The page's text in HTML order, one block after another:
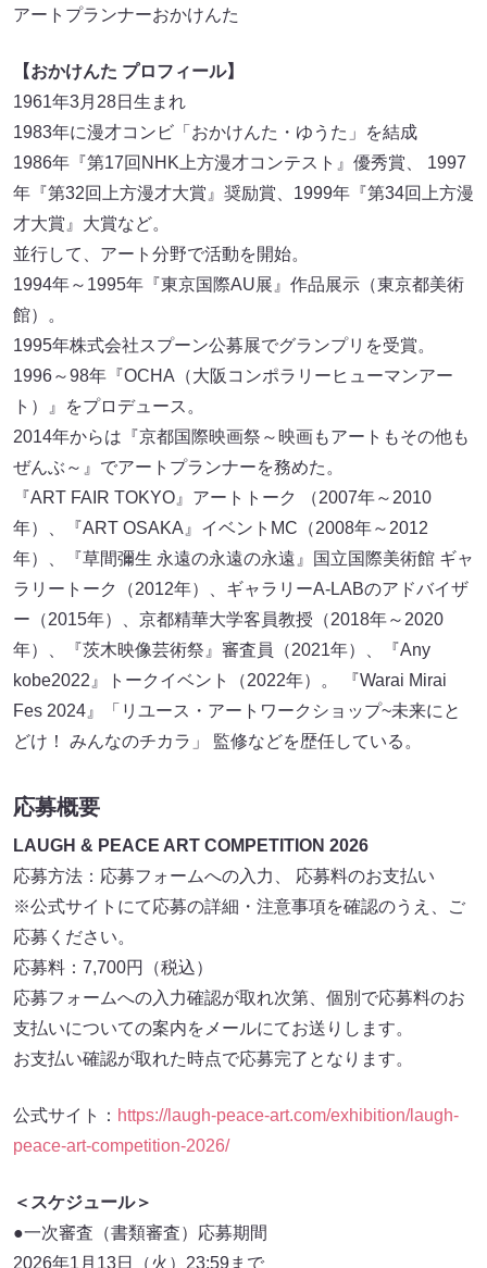
アートプランナーおかけんた
【おかけんた プロフィール】
1961年3月28日生まれ
1983年に漫才コンビ「おかけんた・ゆうた」を結成
1986年『第17回NHK上方漫才コンテスト』優秀賞、 1997
年『第32回上方漫才大賞』奨励賞、1999年『第34回上方漫
才大賞』大賞など。
並行して、アート分野で活動を開始。
1994年～1995年『東京国際AU展』作品展示（東京都美術
館）。
1995年株式会社スプーン公募展でグランプリを受賞。
1996～98年『OCHA（大阪コンポラリーヒューマンアー
ト）』をプロデュース。
2014年からは『京都国際映画祭～映画もアートもその他も
ぜんぶ～』でアートプランナーを務めた。
『ART FAIR TOKYO』アートトーク （2007年～2010
年）、『ART OSAKA』イベントMC（2008年～2012
年）、『草間彌生 永遠の永遠の永遠』国立国際美術館 ギャ
ラリートーク（2012年）、ギャラリーA-LABのアドバイザ
ー（2015年）、京都精華大学客員教授（2018年～2020
年）、『茨木映像芸術祭』審査員（2021年）、『Any
kobe2022』トークイベント（2022年）。 『Warai Mirai
Fes 2024』「リユース・アートワークショップ~未来にと
どけ！ みんなのチカラ」 監修などを歴任している。
応募概要
LAUGH & PEACE ART COMPETITION 2026
応募方法：応募フォームへの入力、 応募料のお支払い
※公式サイトにて応募の詳細・注意事項を確認のうえ、ご
応募ください。
応募料：7,700円（税込）
応募フォームへの入力確認が取れ次第、個別で応募料のお
支払いについての案内をメールにてお送りします。
お支払い確認が取れた時点で応募完了となります。
公式サイト： https://laugh-peace-art.com/exhibition/laugh-
peace-art-competition-2026/
＜スケジュール＞
●一次審査（書類審査）応募期間
2026年1月13日（火）23:59まで